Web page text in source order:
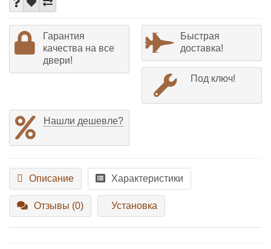
Гарантия
качества на все
двери!
Быстрая
доставка!
Под ключ!
Нашли дешевле?
Описание Характеристики
Отзывы (0) Установка